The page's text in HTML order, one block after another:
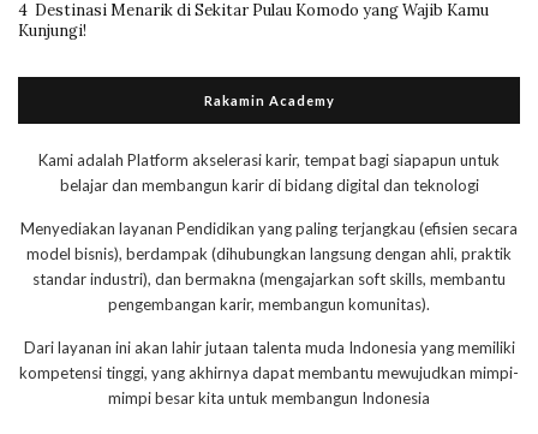
4 Destinasi Menarik di Sekitar Pulau Komodo yang Wajib Kamu
Kunjungi!
Rakamin Academy
Kami adalah Platform akselerasi karir, tempat bagi siapapun untuk
belajar dan membangun karir di bidang digital dan teknologi
Menyediakan layanan Pendidikan yang paling terjangkau (efisien secara
model bisnis), berdampak (dihubungkan langsung dengan ahli, praktik
standar industri), dan bermakna (mengajarkan soft skills, membantu
pengembangan karir, membangun komunitas).
Dari layanan ini akan lahir jutaan talenta muda Indonesia yang memiliki
kompetensi tinggi, yang akhirnya dapat membantu mewujudkan mimpi-
mimpi besar kita untuk membangun Indonesia